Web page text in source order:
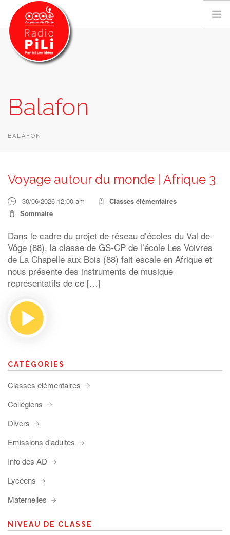
GRILLE DES PROGRAMMES
EMISSIONS / PODCASTS
RECHERCHER
Balafon
BALAFON
Voyage autour du monde | Afrique 3
30/06/2026 12:00 am
Classes élémentaires
Sommaire
Dans le cadre du projet de réseau d’écoles du Val de
Vôge (88), la classe de GS-CP de l’école Les Voivres
de La Chapelle aux Bois (88) fait escale en Afrique et
nous présente des instruments de musique
représentatifs de ce […]
CATÉGORIES
Classes élémentaires
Collégiens
Divers
Emissions d'adultes
Info des AD
Lycéens
Maternelles
NIVEAU DE CLASSE